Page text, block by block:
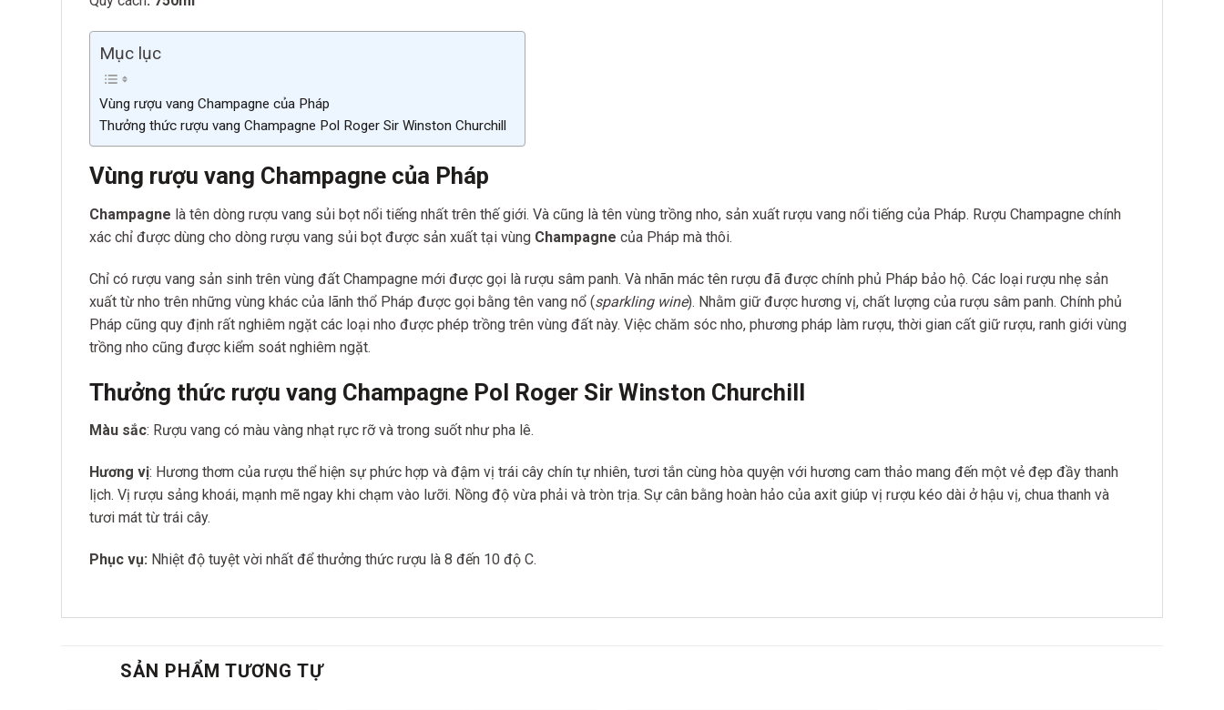
Mục lục
Vùng rượu vang Champagne của Pháp
Thưởng thức rượu vang Champagne Pol Roger Sir Winston Churchill
Vùng rượu vang Champagne của Pháp
Champagne là tên dòng rượu vang sủi bọt nổi tiếng nhất trên thế giới. Và cũng là tên vùng trồng nho, sản xuất rượu vang nổi tiếng của Pháp. Rượu Champagne chính
xác chỉ được dùng cho dòng rượu vang sủi bọt được sản xuất tại vùng Champagne của Pháp mà thôi.
Chỉ có rượu vang sản sinh trên vùng đất Champagne mới được gọi là rượu sâm panh. Và nhãn mác tên rượu đã được chính phủ Pháp bảo hộ. Các loại rượu nhẹ sản
xuất từ nho trên những vùng khác của lãnh thổ Pháp được gọi bằng tên vang nổ (sparkling wine). Nhằm giữ được hương vị, chất lượng của rượu sâm panh. Chính phủ
Pháp cũng quy định rất nghiêm ngặt các loại nho được phép trồng trên vùng đất này. Việc chăm sóc nho, phương pháp làm rượu, thời gian cất giữ rượu, ranh giới vùng
trồng nho cũng được kiểm soát nghiêm ngặt.
Thưởng thức rượu vang Champagne Pol Roger Sir Winston Churchill
Màu sắc: Rượu vang có màu vàng nhạt rực rỡ và trong suốt như pha lê.
Hương vị: Hương thơm của rượu thể hiện sự phức hợp và đậm vị trái cây chín tự nhiên, tươi tắn cùng hòa quyện với hương cam thảo mang đến một vẻ đẹp đầy thanh
lịch. Vị rượu sảng khoái, mạnh mẽ ngay khi chạm vào lưỡi. Nồng độ vừa phải và tròn trịa. Sự cân bằng hoàn hảo của axit giúp vị rượu kéo dài ở hậu vị, chua thanh và
tươi mát từ trái cây.
Phục vụ: Nhiệt độ tuyệt vời nhất để thưởng thức rượu là 8 đến 10 độ C.
SẢN PHẨM TƯƠNG TỰ